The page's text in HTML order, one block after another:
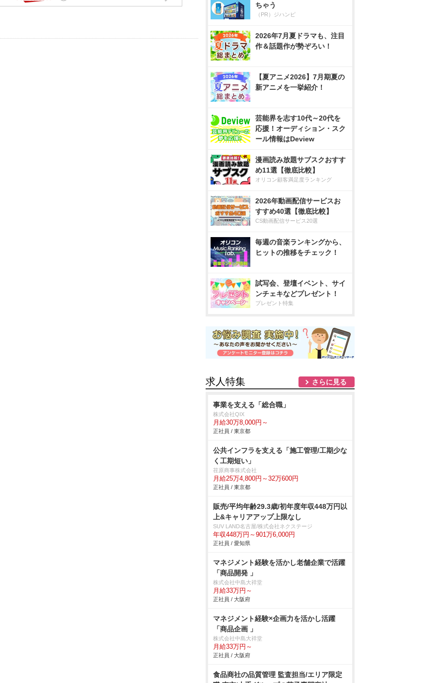
ちゃう
（PR）ジハンピ
2026年7月夏ドラマも、注目
作＆話題作が勢ぞろい！
【夏アニメ2026】7月期夏の
新アニメを一挙紹介！
芸能界を志す10代～20代を
応援！オーディション・スク
ール情報はDeview
漫画読み放題サブスクおすす
め11選【徹底比較】
オリコン顧客満足度ランキング
2026年動画配信サービスお
すすめ40選【徹底比較】
CS動画配信サービス20選
毎週の音楽ランキングから、
ヒットの推移をチェック！
試写会、登壇イベント、サイ
ンチェキなどプレゼント！
プレゼント特集
求人特集 さらに見る
事業を支える「総合職」
株式会社QIX
月給30万8,000円～
正社員 / 東京都
公共インフラを支える「施工管理/工期少な
く工期短い」
荏原商事株式会社
月給25万4,800円～32万600円
正社員 / 東京都
販売/平均年齢29.3歳/初年度年収448万円以
上&キャリアアップ上限なし
SUV LAND名古屋/株式会社ネクステージ
年収448万円～901万6,000円
正社員 / 愛知県
マネジメント経験を活かし老舗企業で活躍
「商品開発 」
株式会社中島大祥堂
月給33万円～
正社員 / 大阪府
マネジメント経験×企画力を活かし活躍
「商品企画 」
株式会社中島大祥堂
月給33万円～
正社員 / 大阪府
食品商社の品質管理 監査担当/エリア限定